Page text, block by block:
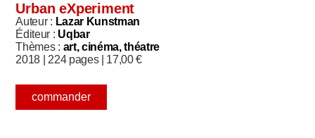
Urban eXperiment
Auteur : Lazar Kunstman
Éditeur : Uqbar
Thèmes : art, cinéma, théatre
2018 |
224 pages | 17,00€
commander